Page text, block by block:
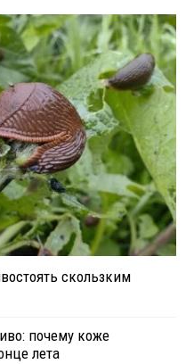
скользким
почему коже
лета